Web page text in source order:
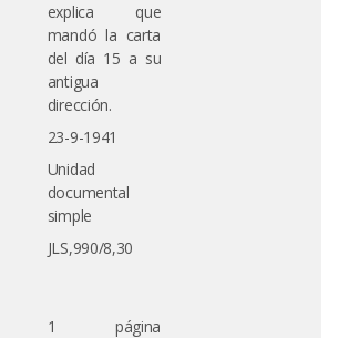
explica que
mandó la carta
del día 15 a su
antigua
dirección.
23-9-1941
Unidad
documental
simple
JLS,990/8,30
1 página